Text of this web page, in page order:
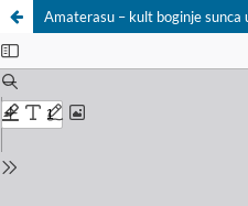
Amaterasu – kult boginje sunca